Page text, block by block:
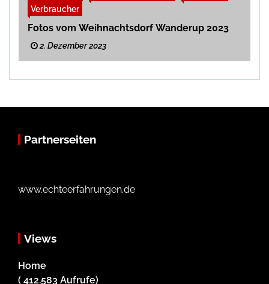
Verbraucher
Fotos vom Weihnachtsdorf Wanderup 2023
2. Dezember 2023
Partnerseiten
www.echteerfahrungen.de
Views
Home
( 412.583 Aufrufe)